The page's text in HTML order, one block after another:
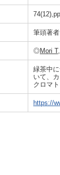
筆頭著者
◎Mori T
緑茶中
いて、
クロマ
https://